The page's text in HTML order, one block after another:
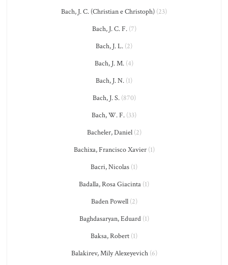
Bach, J. C. (Christian e Christoph) (23)
Bach, J. C. F.(7)
Bach, J. L. (2)
Bach, J. M. (4)
Bach, J. N. (1)
Bach, J. S.(870)
Bach, W. F. (33)
Bacheler, Daniel(2)
Bachixa, Francisco Xavier(1)
Bacri, Nicolas (1)
Badalla, Rosa Giacinta (1)
Baden Powell(2)
Baghdasaryan, Eduard(1)
Baksa, Robert (1)
Balakirev, Mily Alexeyevich(6)